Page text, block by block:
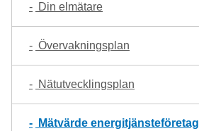
Din elmätare
Övervakningsplan
Nätutvecklingsplan
Mätvärde energitjänsteföretag